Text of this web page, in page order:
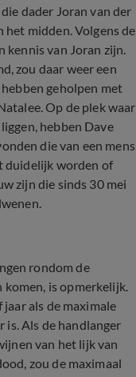
dader Joran van der
het midden. Volgens de
kennis van Joran zijn.
zou daar weer een
geholpen met
Op de plek waar
hebben Dave
die van een mens
duidelijk worden of
zijn die sinds 30 mei
rondom de
is opmerkelijk.
als de maximale
is. Als de handlanger
van het lijk van
zou de maximaal